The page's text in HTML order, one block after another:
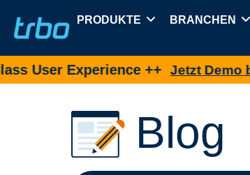
PRODUKTE BRANCHEN
++Jetzt Demo buchen
Blog